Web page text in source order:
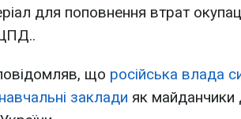
для поповнення втрат
що російська влада
заклади як майданчики